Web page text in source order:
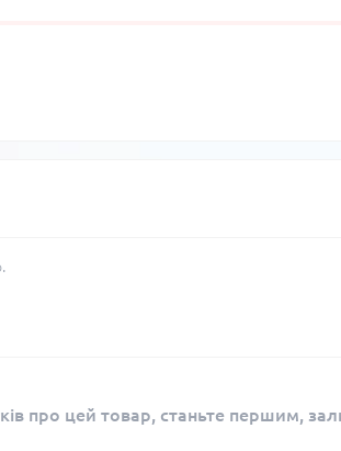
про цей товар, станьте першим,